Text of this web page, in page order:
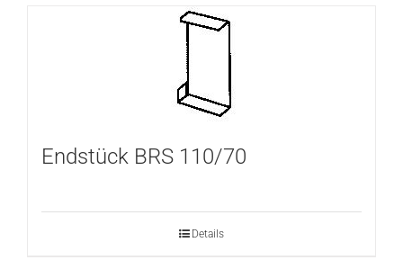
Endstück BRS 110/70
Details